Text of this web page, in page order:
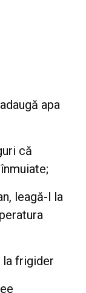
apa
că
leagă-l la
la frigider